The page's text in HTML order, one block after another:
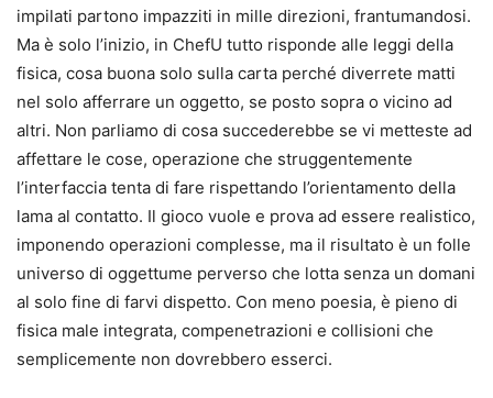
impilati partono impazziti in mille direzioni, frantumandosi.
Ma è solo l’inizio, in ChefU tutto risponde alle leggi della
fisica, cosa buona solo sulla carta perché diverrete matti
nel solo afferrare un oggetto, se posto sopra o vicino ad
altri. Non parliamo di cosa succederebbe se vi metteste ad
affettare le cose, operazione che struggentemente
l’interfaccia tenta di fare rispettando l’orientamento della
lama al contatto. Il gioco vuole e prova ad essere realistico,
imponendo operazioni complesse, ma il risultato è un folle
universo di oggettume perverso che lotta senza un domani
al solo fine di farvi dispetto. Con meno poesia, è pieno di
fisica male integrata, compenetrazioni e collisioni che
semplicemente non dovrebbero esserci.